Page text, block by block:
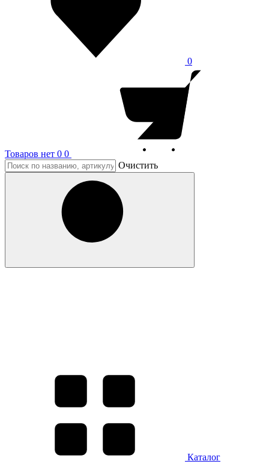
0
Товаров нет 0 0
Очистить
Каталог